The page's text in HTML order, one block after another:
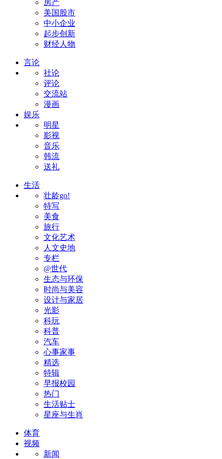
房产
美国股市
中小企业
起步创新
财经人物
言论
社论
评论
交流站
漫画
娱乐
明星
影视
音乐
韩流
送礼
生活
壮龄go!
特写
美食
旅行
文化艺术
人文史地
专栏
@世代
生态与环保
时尚与美容
设计与家居
光影
科玩
科普
汽车
心事家事
精选
特辑
早报校园
热门
生活贴士
星座与生肖
体育
视频
新闻